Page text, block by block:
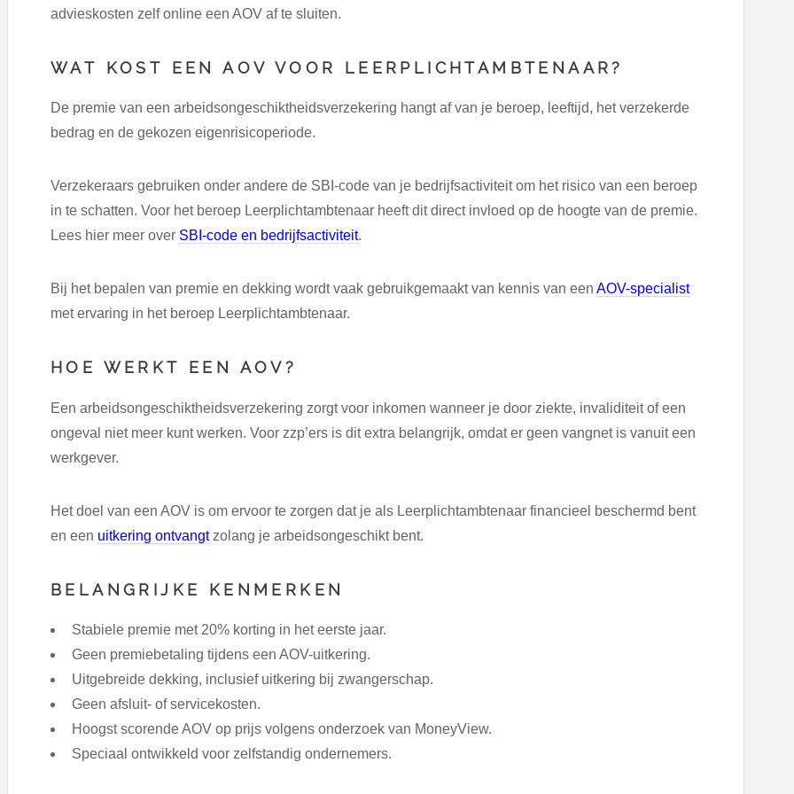
advieskosten zelf online een AOV af te sluiten.
WAT KOST EEN AOV VOOR LEERPLICHTAMBTENAAR?
De premie van een arbeidsongeschiktheidsverzekering hangt af van je beroep, leeftijd, het verzekerde
bedrag en de gekozen eigenrisicoperiode.
Verzekeraars gebruiken onder andere de SBI-code van je bedrijfsactiviteit om het risico van een beroep
in te schatten. Voor het beroep Leerplichtambtenaar heeft dit direct invloed op de hoogte van de premie.
Lees hier meer over SBI-code en bedrijfsactiviteit.
Bij het bepalen van premie en dekking wordt vaak gebruikgemaakt van kennis van een AOV-specialist
met ervaring in het beroep Leerplichtambtenaar.
HOE WERKT EEN AOV?
Een arbeidsongeschiktheidsverzekering zorgt voor inkomen wanneer je door ziekte, invaliditeit of een
ongeval niet meer kunt werken. Voor zzp’ers is dit extra belangrijk, omdat er geen vangnet is vanuit een
werkgever.
Het doel van een AOV is om ervoor te zorgen dat je als Leerplichtambtenaar financieel beschermd bent
en een uitkering ontvangtzolang je arbeidsongeschikt bent.
BELANGRIJKE KENMERKEN
Stabiele premie met 20% korting in het eerste jaar.
Geen premiebetaling tijdens een AOV-uitkering.
Uitgebreide dekking, inclusief uitkering bij zwangerschap.
Geen afsluit- of servicekosten.
Hoogst scorende AOV op prijs volgens onderzoek van MoneyView.
Speciaal ontwikkeld voor zelfstandig ondernemers.